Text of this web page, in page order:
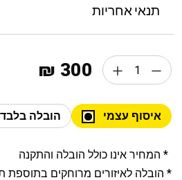
תנאי אחריות
300 ₪
איסוף עצמי הובלה בלבד
* המחיר אינו כולל הובלה והתקנה
* הובלה לאיזורים מרוחקים בתוספת